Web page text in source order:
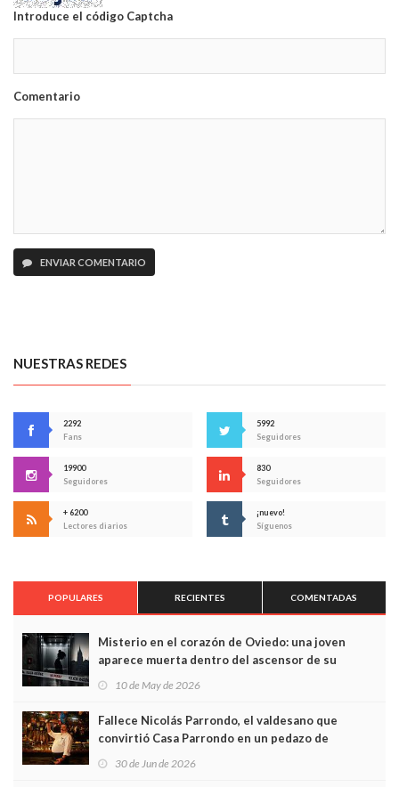
Introduce el código Captcha
Comentario
ENVIAR COMENTARIO
NUESTRAS REDES
2292
Fans
5992
Seguidores
19900
Seguidores
830
Seguidores
+ 6200
Lectores diarios
¡nuevo!
Síguenos
POPULARES RECIENTES COMENTADAS
Misterio en el corazón de Oviedo: una joven
aparece muerta dentro del ascensor de su
edificio y las cámaras captan sus últimos minutos
10 de May de 2026
Fallece Nicolás Parrondo, el valdesano que
convirtió Casa Parrondo en un pedazo de
Asturias en Madrid
30 de Jun de 2026